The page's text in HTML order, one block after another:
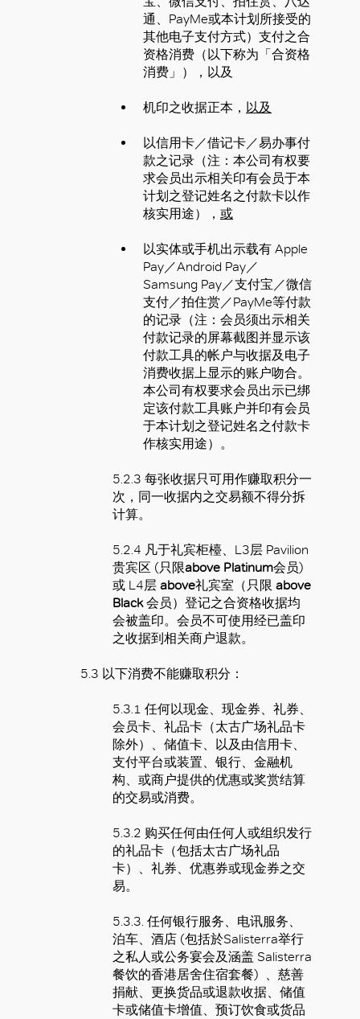
通、PayMe或本计划所接受的
其他电子支付方式）支付之合
资格消费（以下称为「合资格
消费」），以及
机印之收据正本， 以及
以信用卡／借记卡／易办事付
款之记录（注：本公司有权要
求会员出示相关印有会员于本
计划之登记姓名之付款卡以作
核实用途）， 或
以实体或手机出示载有 Apple
Pay／Android Pay／
Samsung Pay／支付宝／微信
支付／拍住赏／PayMe等付款
的记录（注：会员须出示相关
付款记录的屏幕截图并显示该
付款工具的帐户与收据及电子
消费收据上显示的账户吻合。
本公司有权要求会员出示已绑
定该付款工具账户并印有会员
于本计划之登记姓名之付款卡
作核实用途）。
5.2.3 每张收据只可用作赚取积分一
次，同一收据内之交易额不得分拆
计算。
5.2.4 凡于礼宾柜檯、L3层 Pavilion
贵宾区 (只限above Platinum会员)
或 L4层 above礼宾室（只限 above
Black会员）登记之合资格收据均
会被盖印。会员不可使用经已盖印
之收据到相关商户退款。
5.3 以下消费不能赚取积分：
5.3.1 任何以现金、现金券、礼券、
会员卡、礼品卡（太古广场礼品卡
除外）、储值卡、以及由信用卡、
支付平台或装置、银行、金融机
构、或商户提供的优惠或奖赏结算
的交易或消费。
5.3.2 购买任何由任何人或组织发行
的礼品卡（包括太古广场礼品
卡）、礼券、优惠券或现金券之交
易。
5.3.3. 任何银行服务、电讯服务、
泊车、酒店 (包括於Salisterra举行
之私人或公务宴会及涵盖 Salisterra
餐饮的香港居舍住宿套餐) 、慈善
捐献、更换货品或退款收据、储值
卡或储值卡增值、预订饮食或货品
好